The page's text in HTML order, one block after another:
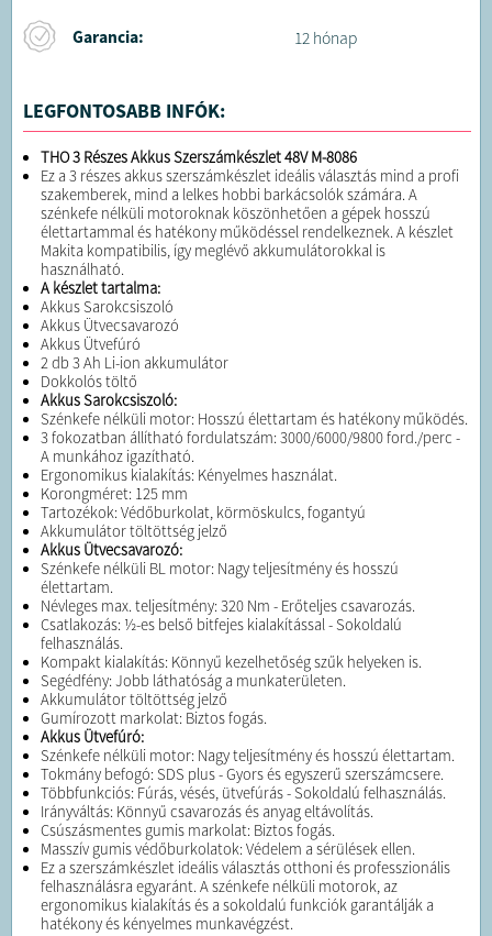
Garancia: 12 hónap
LEGFONTOSABB INFÓK:
THO 3 Részes Akkus Szerszámkészlet 48V M-8086
Ez a 3 részes akkus szerszámkészlet ideális választás mind a profi
szakemberek, mind a lelkes hobbi barkácsolók számára. A
szénkefe nélküli motoroknak köszönhetően a gépek hosszú
élettartammal és hatékony működéssel rendelkeznek. A készlet
Makita kompatibilis, így meglévő akkumulátorokkal is
használható.
A készlet tartalma:
Akkus Sarokcsiszoló
Akkus Ütvecsavarozó
Akkus Ütvefúró
2 db 3 Ah Li-ion akkumulátor
Dokkolós töltő
Akkus Sarokcsiszoló:
Szénkefe nélküli motor: Hosszú élettartam és hatékony működés.
3 fokozatban állítható fordulatszám: 3000/6000/9800 ford./perc -
A munkához igazítható.
Ergonomikus kialakítás: Kényelmes használat.
Korongméret: 125 mm
Tartozékok: Védőburkolat, körmöskulcs, fogantyú
Akkumulátor töltöttség jelző
Akkus Ütvecsavarozó:
Szénkefe nélküli BL motor: Nagy teljesítmény és hosszú
élettartam.
Névleges max. teljesítmény: 320 Nm - Erőteljes csavarozás.
Csatlakozás: ½-es belső bitfejes kialakítással - Sokoldalú
felhasználás.
Kompakt kialakítás: Könnyű kezelhetőség szűk helyeken is.
Segédfény: Jobb láthatóság a munkaterületen.
Akkumulátor töltöttség jelző
Gumírozott markolat: Biztos fogás.
Akkus Ütvefúró:
Szénkefe nélküli motor: Nagy teljesítmény és hosszú élettartam.
Tokmány befogó: SDS plus - Gyors és egyszerű szerszámcsere.
Többfunkciós: Fúrás, vésés, ütvefúrás - Sokoldalú felhasználás.
Irányváltás: Könnyű csavarozás és anyag eltávolítás.
Csúszásmentes gumis markolat: Biztos fogás.
Masszív gumis védőburkolatok: Védelem a sérülések ellen.
Ez a szerszámkészlet ideális választás otthoni és professzionális
felhasználásra egyaránt. A szénkefe nélküli motorok, az
ergonomikus kialakítás és a sokoldalú funkciók garantálják a
hatékony és kényelmes munkavégzést.